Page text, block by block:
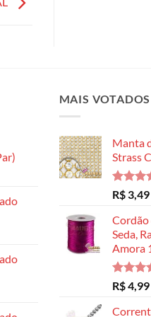
MAIS VOTADOS
Manta
Strass
Avaliação
5.00
de
R$3,49
Cordão
Seda,
Amora
Avaliação
5.00
de
R$4,99